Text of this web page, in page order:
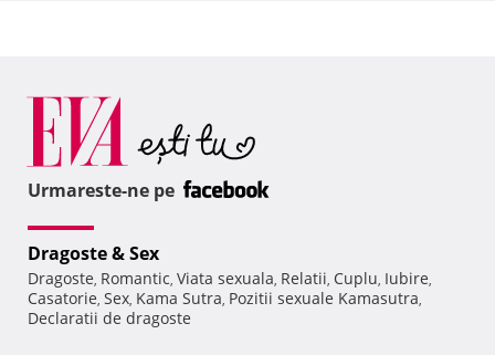
Urmareste-ne pe
Dragoste & Sex
Dragoste, Romantic, Viata sexuala, Relatii, Cuplu, Iubire,
Casatorie, Sex, Kama Sutra, Pozitii sexuale Kamasutra,
Declaratii de dragoste